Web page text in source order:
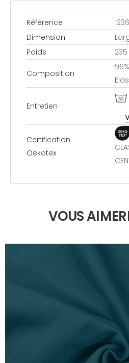
Référence
Dimension
Poids
Composition
Entretien
Certification
Oekotex
VOUS